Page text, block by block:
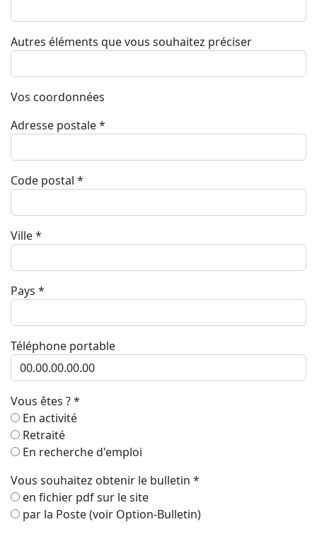
Autres éléments que vous souhaitez préciser
Vos coordonnées
Adresse postale*
Code postal *
Ville*
Pays *
Téléphone portable
Vous êtes ?*
En activité
Retraité
En recherche d'emploi
Vous souhaitez obtenir le bulletin *
en fichier pdf sur le site
par la Poste (voir Option-Bulletin)